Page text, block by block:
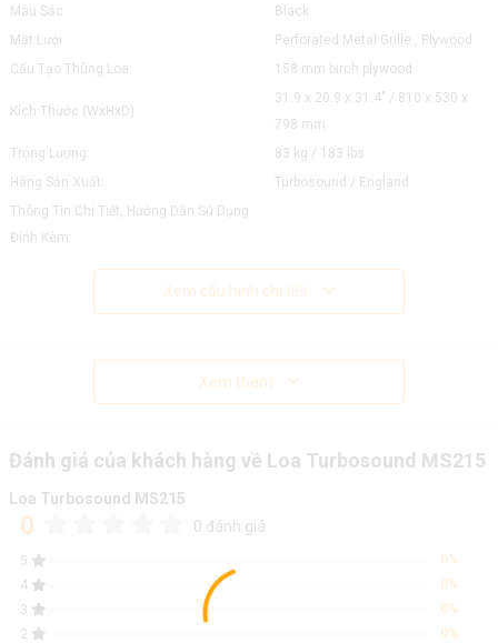
Màu Sắc:
Black
Mặt Lưới:
Perforated Metal Grille , Plywood
Cấu Tạo Thùng Loa:
158 mm birch plywood
Kích Thước (WxHxD):
31.9 x 20.9 x 31.4" / 810 x 530 x
798 mm
Trọng Lượng:
83 kg / 183 lbs
Hãng Sản Xuất:
Turbosound / England
Thông Tin Chi Tiết, Hướng Dẫn Sử Dụng
Đính Kèm:
Xem cấu hình chi tiết
Xem thêm
Đánh giá của khách hàng về Loa Turbosound MS215
Loa Turbosound MS215
0 0 đánh giá
5
0%
4
0%
3
0%
2
0%